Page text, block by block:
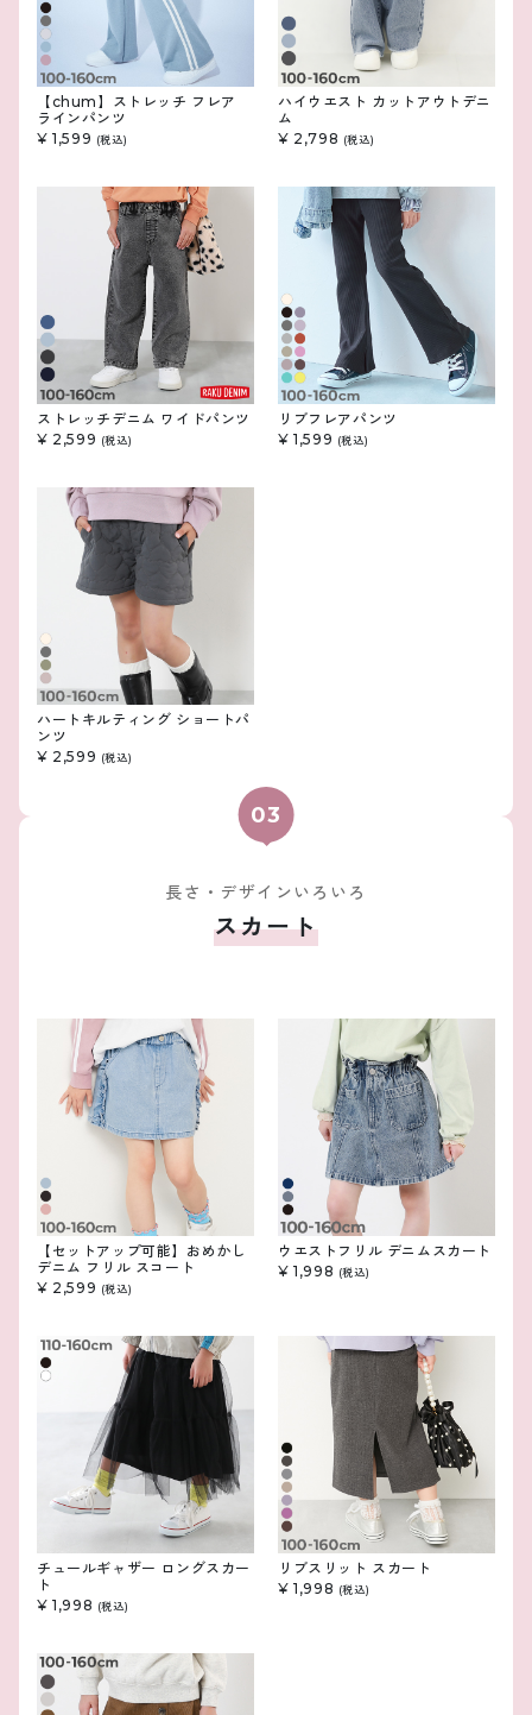
【chum】ストレッチ フレア
ラインパンツ
¥ 1,599 (税込)
ハイウエスト カットアウトデニ
ム
¥ 2,798 (税込)
ストレッチデニム ワイドパンツ
¥ 2,599 (税込)
リブフレアパンツ
¥ 1,599 (税込)
ハートキルティング ショートパ
ンツ
¥ 2,599 (税込)
長さ・デザインいろいろ
スカート
【セットアップ可能】おめかし
デニム フリル スコート
¥ 2,599 (税込)
ウエストフリル デニムスカート
¥ 1,998 (税込)
チュールギャザー ロングスカー
ト
¥ 1,998 (税込)
リブスリット スカート
¥ 1,998 (税込)